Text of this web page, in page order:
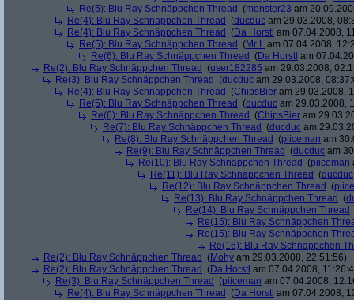
Re(5): Blu Ray Schnäppchen Thread (monster23 am
Re(4): Blu Ray Schnäppchen Thread (ducduc am 29.03.2008,
Re(4): Blu Ray Schnäppchen Thread (Da Horstl am 07.04.2008,
Re(5): Blu Ray Schnäppchen Thread (Mr L am 07.04.2008,
Re(6): Blu Ray Schnäppchen Thread (Da Horstl am
Re(2): Blu Ray Schnäppchen Thread (user182285 am 29.03.2008,
Re(3): Blu Ray Schnäppchen Thread (ducduc am 29.03.2008,
Re(4): Blu Ray Schnäppchen Thread (ChipsBier am 29.03.2008,
Re(5): Blu Ray Schnäppchen Thread (ducduc am 29.03.2008,
Re(6): Blu Ray Schnäppchen Thread (ChipsBier am
Re(7): Blu Ray Schnäppchen Thread (ducduc am
Re(8): Blu Ray Schnäppchen Thread (piiceman am
Re(9): Blu Ray Schnäppchen Thread (ducduc am
Re(10): Blu Ray Schnäppchen Thread (piiceman
Re(11): Blu Ray Schnäppchen Thread (ducduc
Re(12): Blu Ray Schnäppchen Thread (
Re(13): Blu Ray Schnäppchen Thread (
Re(14): Blu Ray Schnäppchen Thread
Re(15): Blu Ray Schnäppchen
Re(15): Blu Ray Schnäppchen
Re(16): Blu Ray Schnäppchen
Re(2): Blu Ray Schnäppchen Thread (Mohy am 29.03.2008, 22:51:56)
Re(2): Blu Ray Schnäppchen Thread (Da Horstl am 07.04.2008,
Re(3): Blu Ray Schnäppchen Thread (piiceman am 07.04.2008,
Re(4): Blu Ray Schnäppchen Thread (Da Horstl am 07.04.2008,